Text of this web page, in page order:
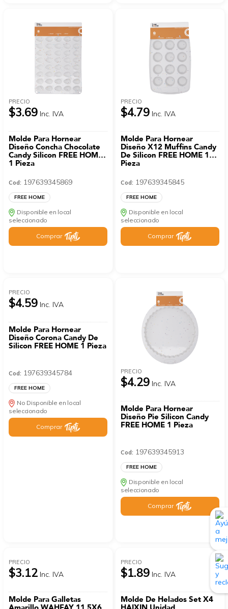
PRECIO
$3.69 Inc. IVA
Molde Para Hornear
Diseño Concha Chocolate
Candy Silicon FREE HOME
1 Pieza
Cod: 197639345869
FREE HOME
Disponible en local
seleccionado
Comprar
PRECIO
$4.79 Inc. IVA
Molde Para Hornear
Diseño X12 Muffins Candy
De Silicon FREE HOME 1
Pieza
Cod: 197639345845
FREE HOME
Disponible en local
seleccionado
Comprar
PRECIO
$4.59 Inc. IVA
Molde Para Hornear
Diseño Corona Candy De
Silicon FREE HOME 1 Pieza
Cod: 197639345784
FREE HOME
No Disponible en local
seleccionado
Comprar
PRECIO
$4.29 Inc. IVA
Molde Para Hornear
Diseño Pie Silicon Candy
FREE HOME 1 Pieza
Cod: 197639345913
FREE HOME
Disponible en local
seleccionado
Comprar
PRECIO
$3.12 Inc. IVA
Molde Para Galletas
PRECIO
$1.89 Inc. IVA
Molde De Helados Set X4